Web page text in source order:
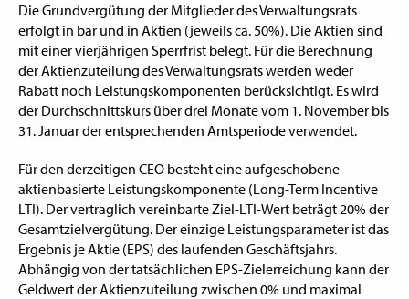
Die Grundvergütung der Mitglieder des Verwaltungsrats
erfolgt in bar und in Aktien (jeweils ca. 50%). Die Aktien sind
mit einer vierjährigen Sperrfrist belegt. Für die Berechnung
der Aktienzuteilung des Verwaltungsrats werden weder
Rabatt noch Leistungskomponenten berücksichtigt. Es wird
der Durchschnittskurs über drei Monate vom 1. November bis
31. Januar der entsprechenden Amtsperiode verwendet.
Für den derzeitigen CEO besteht eine aufgeschobene
aktienbasierte Leistungskomponente (Long-Term Incentive
LTI). Der vertraglich vereinbarte Ziel-LTI-Wert beträgt 20% der
Gesamtzielvergütung. Der einzige Leistungsparameter ist das
Ergebnis je Aktie (EPS) des laufenden Geschäftsjahrs.
Abhängig von der tatsächlichen EPS-Zielerreichung kann der
Geldwert der Aktienzuteilung zwischen 0% und maximal